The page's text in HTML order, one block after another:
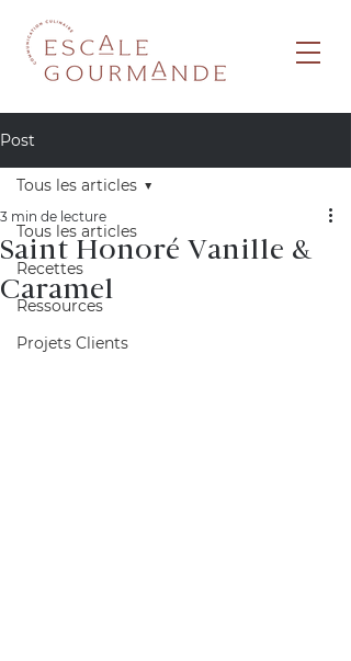
Post
Tous les articles
Recettes
Ressources
Projets Clients
Tous les articles
Saint Honoré Vanille &
Caramel
3 min de lecture